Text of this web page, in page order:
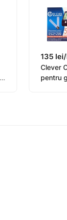
135
Clever
pentru